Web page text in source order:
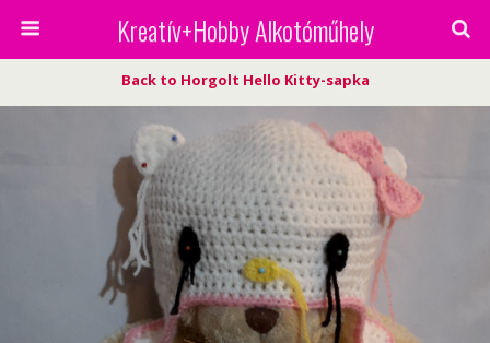
Kreatív+Hobby Alkotóműhely
Back to Horgolt Hello Kitty-sapka